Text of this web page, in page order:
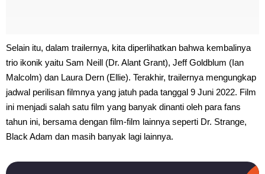
Selain itu, dalam trailernya, kita diperlihatkan bahwa kembalinya
trio ikonik yaitu Sam Neill (Dr. Alant Grant), Jeff Goldblum (Ian
Malcolm) dan Laura Dern (Ellie). Terakhir, trailernya mengungkap
jadwal perilisan filmnya yang jatuh pada tanggal 9 Juni 2022. Film
ini menjadi salah satu film yang banyak dinanti oleh para fans
tahun ini, bersama dengan film-film lainnya seperti Dr. Strange,
Black Adam dan masih banyak lagi lainnya.